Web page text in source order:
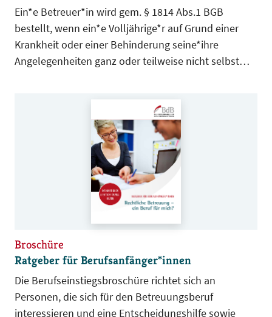
Ein*e Betreuer*in wird gem. § 1814 Abs.1 BGB
bestellt, wenn ein*e Volljährige*r auf Grund einer
Krankheit oder einer Behinderung seine*ihre
Angelegenheiten ganz oder teilweise nicht selbst
erforderlich ist (§ 1815 Abs. 1 S. 3 BGB).
Broschüre
Ratgeber für Berufsanfänger*innen
Die Berufseinstiegsbroschüre richtet sich an
Personen, die sich für den Betreuungsberuf
interessieren und eine Entscheidungshilfe sowie